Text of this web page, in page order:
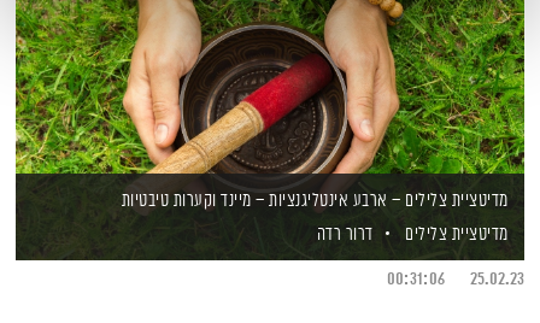
מדיטציית צלילים – ארבע אינטליגנציות – מיינד וקערות טיבטיות
מדיטציית צלילים
דרור רדה
25.02.23
00:31:06